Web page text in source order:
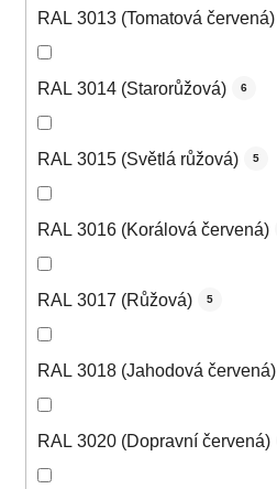
RAL 3013 (Tomatová červená)
RAL 3014 (Starorůžová) 6
RAL 3015 (Světlá růžová) 5
RAL 3016 (Korálová červená)
RAL 3017 (Růžová) 5
RAL 3018 (Jahodová červená)
RAL 3020 (Dopravní červená)